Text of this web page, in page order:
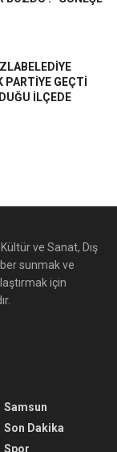
PARTİYE GEÇTİ
İLÇEDE
ve Sanat, Dış
sunmak ve
için
Samsun
Son Dakika
Spor